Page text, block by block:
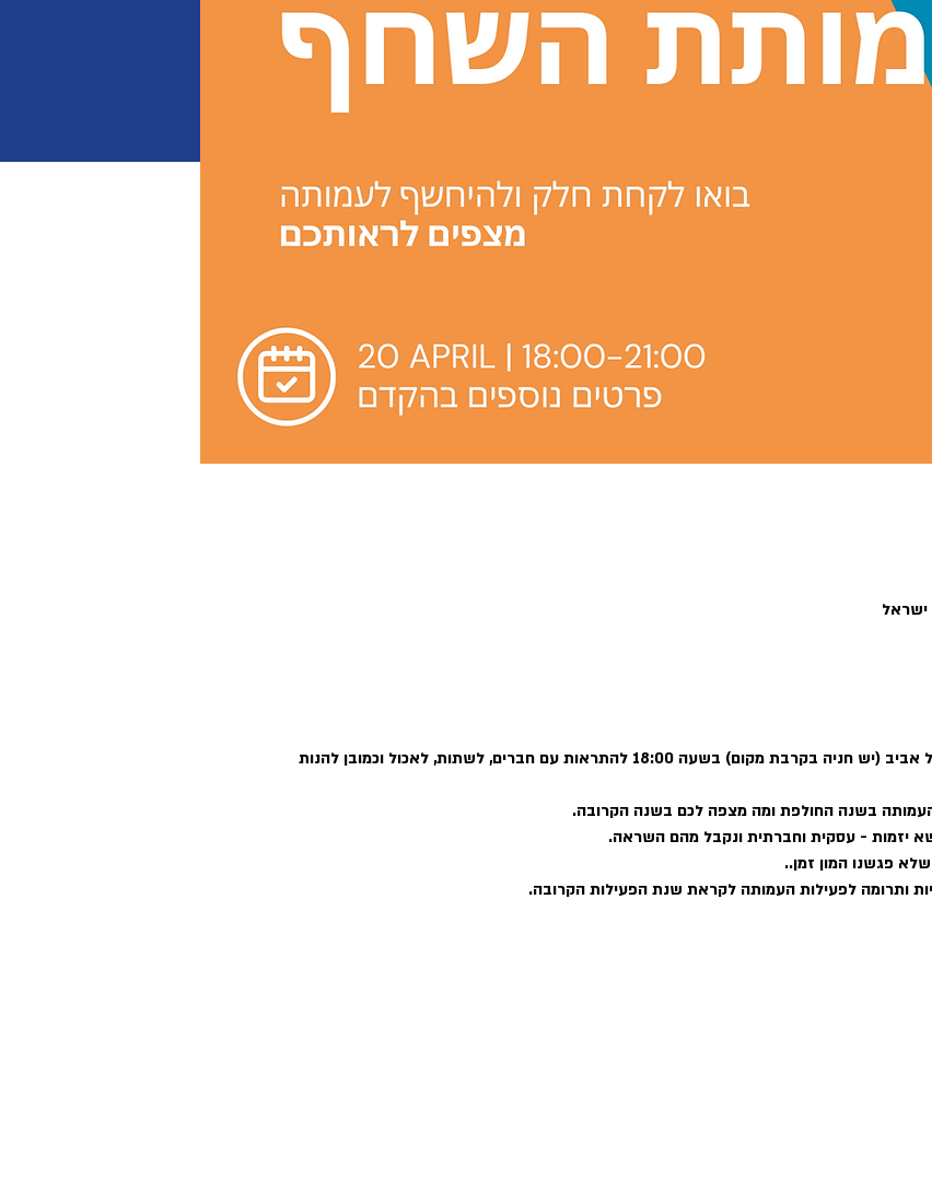
ניפגש ב-20.4.23 בבר Esperanto בתל אביב (יש חניה בקרבת מקום) בשעה 18:00 להתראות עם חברים, לשתות, לאכול וכמובן להנות
בשנה החולפת ומה מצפה לכם בשנה הקרובה.
יזמות - עסקית וחברתית ונקבל מהם השראה.
פגשנו המון זמן..
ותרומה לפעילות העמותה לקראת שנת הפעילות הקרובה.